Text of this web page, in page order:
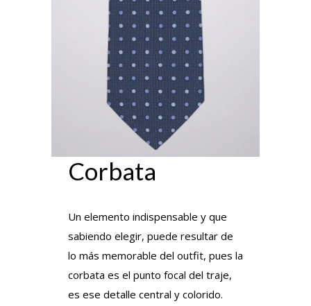
Corbata
Un elemento indispensable y que
sabiendo elegir, puede resultar de
lo más memorable del outfit, pues la
corbata es el punto focal del traje,
es ese detalle central y colorido.